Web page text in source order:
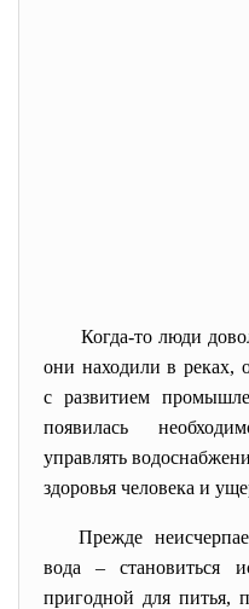
Когда-то люди
они находили в реках,
с развитием
появилась
управлять
здоровья человека и
Прежде
вода – становиться
пригодной для питья,